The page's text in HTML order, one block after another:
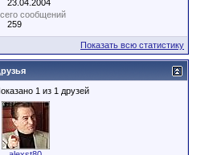
23.04.2004
сообщений
259
Показать всю статистику
1 из 1 друзей